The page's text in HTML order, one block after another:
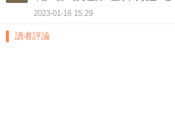
2023-01-16 15:29
讀者評論